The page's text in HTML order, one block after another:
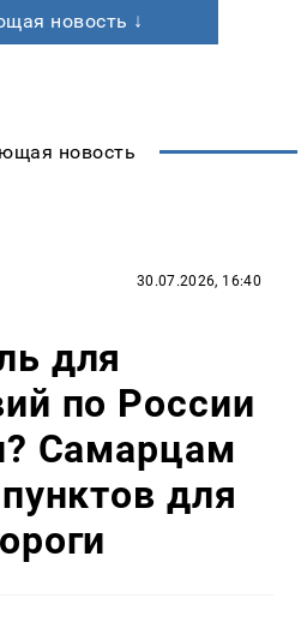
новость ↓
новость
30.07.2026, 16:40
для
по России
Самарцам
для